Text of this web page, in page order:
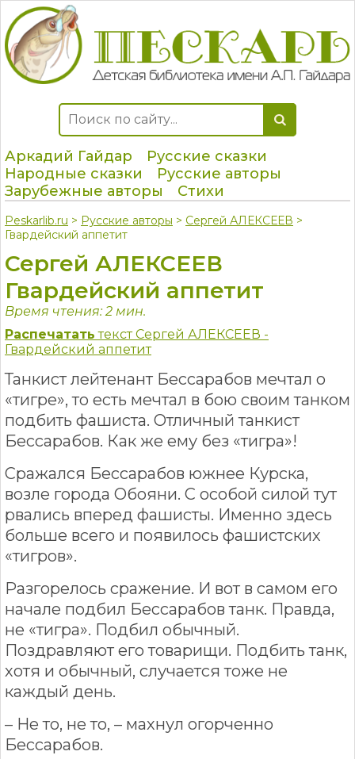
Аркадий Гайдар
Русские сказки
Народные сказки
Русские авторы
Зарубежные авторы
Стихи
Peskarlib.ru > Русские авторы > Сергей АЛЕКСЕЕВ >
Гвардейский аппетит
Сергей АЛЕКСЕЕВ
Гвардейский аппетит
Время чтения: 2 мин.
Распечатать текст Сергей АЛЕКСЕЕВ -
Гвардейский аппетит
Танкист лейтенант Бессарабов мечтал о
«тигре», то есть мечтал в бою своим танком
подбить фашиста. Отличный танкист
Бессарабов. Как же ему без «тигра»!
Сражался Бессарабов южнее Курска,
возле города Обояни. С особой силой тут
рвались вперед фашисты. Именно здесь
больше всего и появилось фашистских
«тигров».
Разгорелось сражение. И вот в самом его
начале подбил Бессарабов танк. Правда,
не «тигра». Подбил обычный.
Поздравляют его товарищи. Подбить танк,
хотя и обычный, случается тоже не
каждый день.
– Не то, не то, – махнул огорченно
Бессарабов.